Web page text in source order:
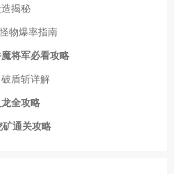
揭秘
物爆率指南
将军必看攻略
盾斩详解
全攻略
通关攻略